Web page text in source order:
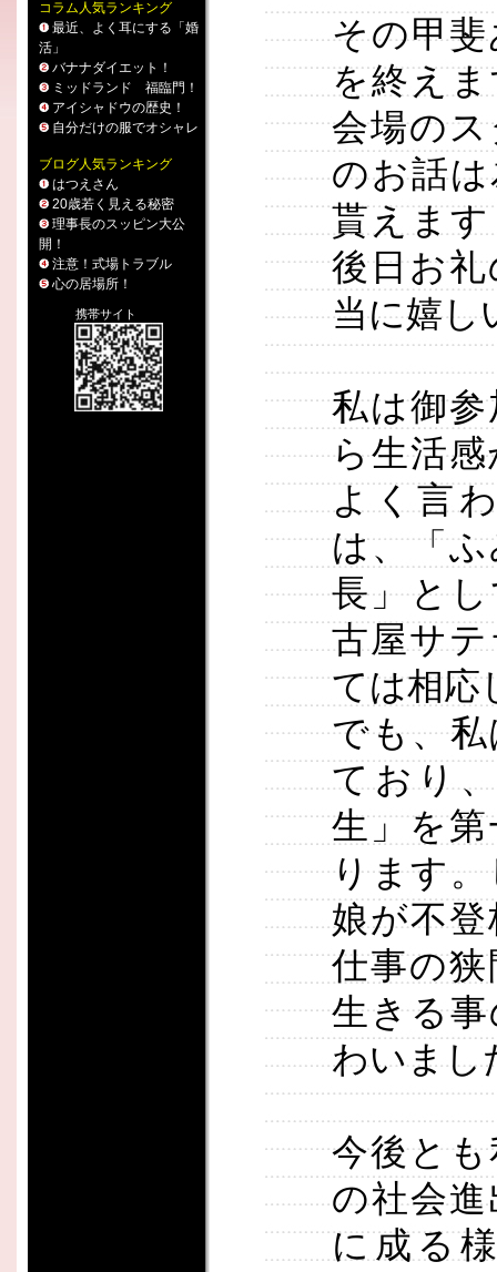
コラム人気ランキング
最近、よく耳にする「婚
活」
バナナダイエット！
ミッドランド 福臨門！
アイシャドウの歴史！
自分だけの服でオシャレ
ブログ人気ランキング
はつえさん
20歳若く見える秘密
理事長のスッピン大公
開！
注意！式場トラブル
心の居場所！
携帯サイト
その甲
を終え
会場の
のお話
貰えま
後日お
当に嬉し
私は御
ら生活
よく言
は、「
長」と
古屋サ
ては相応
でも、
ており
生」を
ります
娘が不
仕事の
生きる
わいまし
今後と
の社会
に成る